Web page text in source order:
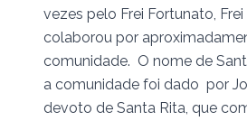
vezes pelo Frei Fortunato,
colaborou por
comunidade. O nome de
a comunidade foi dado por
devoto de Santa Rita, que